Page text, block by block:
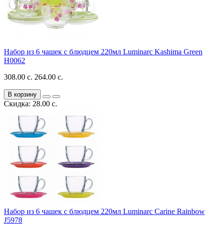
Набор из 6 чашек с блюдцем 220мл Luminarc Kashima Green
H0062
308.00 с. 264.00 с.
В корзину
Скидка: 28.00 с.
Набор из 6 чашек с блюдцем 220мл Luminarc Carine Rainbow
J5978